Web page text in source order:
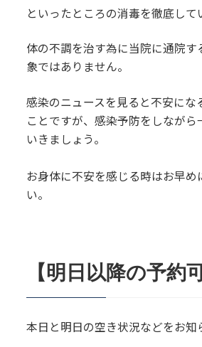
といったところの消毒を徹底して
体の不調を治す為に当院に通院す
象ではありません。
感染のニュースを見ると不安にな
ことですが、感染予防をしながら
いきましょう。
お身体に不安を感じる時はお早め
い。
【明日以降の予約
本日と明日の空き状況などをお知